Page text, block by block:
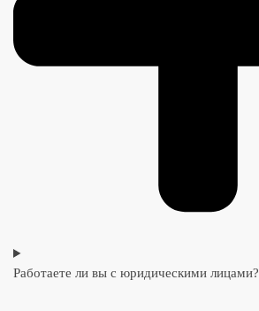
Работаете ли вы с юридическими лицами?